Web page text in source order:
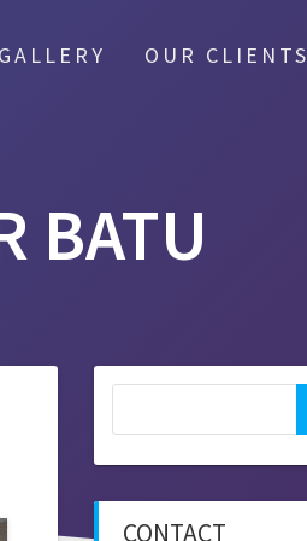
GALLERY OUR CLIENTS
BATU
CONTACT